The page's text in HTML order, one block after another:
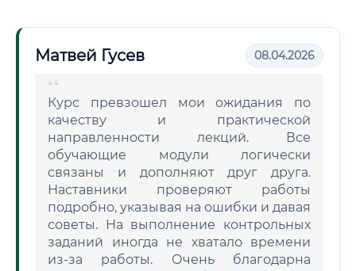
Матвей Гусев 08.04.2026
Курс превзошел мои ожидания по
качеству и практической
направленности лекций. Все
обучающие модули логически
связаны и дополняют друг друга.
Наставники проверяют работы
подробно, указывая на ошибки и давая
советы. На выполнение контрольных
заданий иногда не хватало времени
из-за работы. Очень благодарна